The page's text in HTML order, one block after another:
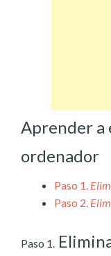
Aprender a
ordenador
Paso 1.
Paso 2.
Paso 1.